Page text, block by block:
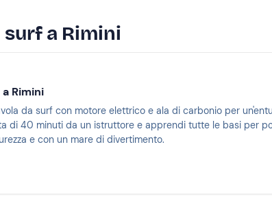
a Rimini
Rimini
da surf con motore elettrico e ala di carbonio per
di 40 minuti da un istruttore e apprendi tutte le basi per
e con un mare di divertimento.